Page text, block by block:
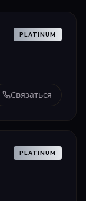
PLATINUM
Связаться
PLATINUM